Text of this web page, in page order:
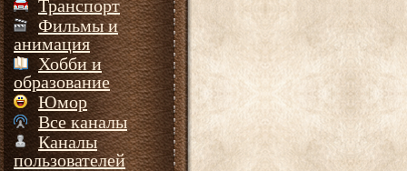
Транспорт
Фильмы и
анимация
Хобби и
образование
Юмор
Все каналы
Каналы
пользователей